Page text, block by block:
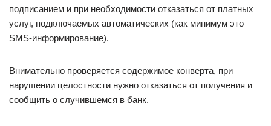
подписанием и при необходимости отказаться от платных
услуг, подключаемых автоматических (как минимум это
SMS-информирование).
Внимательно проверяется содержимое конверта, при
нарушении целостности нужно отказаться от получения и
сообщить о случившемся в банк.